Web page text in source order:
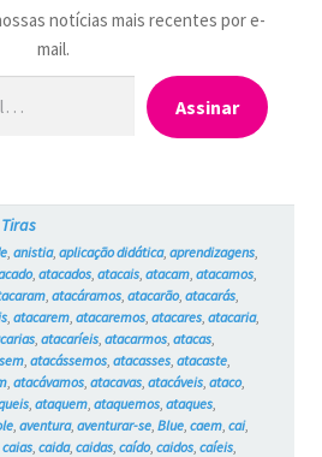
notícias mais recentes por e-
mail.
Assinar
Tiras
, anistia, aplicação didática, aprendizagens,
, atacados, atacais, atacam, atacamos,
, atacáramos, atacarão, atacarás,
, atacarem, atacaremos, atacares, atacaria,
, atacaríeis, atacarmos, atacas,
, atacássemos, atacasses, atacaste,
, atacávamos, atacavas, atacáveis, ataco,
, ataquem, ataquemos, ataques,
, aventura, aventurar-se, Blue, caem, cai,
caias, caida, caidas, caído, caidos, caíeis,